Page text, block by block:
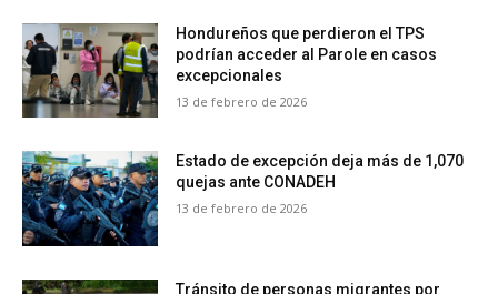
Hondureños que perdieron el TPS
podrían acceder al Parole en casos
excepcionales
13 de febrero de 2026
Estado de excepción deja más de 1,070
quejas ante CONADEH
13 de febrero de 2026
Tránsito de personas migrantes por